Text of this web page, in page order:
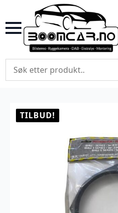
TILBUD!